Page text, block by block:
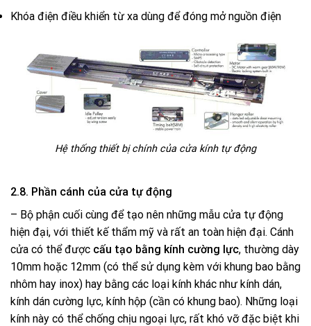
Khóa điện điều khiển từ xa dùng để đóng mở nguồn điện
Hệ thống thiết bị chính của cửa kính tự động
2.8. Phần cánh của cửa tự động
– Bộ phận cuối cùng để tạo nên những mẫu cửa tự động
hiện đại, với thiết kế thẩm mỹ và rất an toàn hiện đại. Cánh
cửa có thể được cấu tạo bằng kính cường lực, thường dày
10mm hoặc 12mm (có thể sử dụng kèm với khung bao bằng
nhôm hay inox) hay bằng các loại kính khác như kính dán,
kính dán cường lực, kính hộp (cần có khung bao). Những loại
kính này có thể chống chịu ngoại lực, rất khó vỡ đặc biệt khi